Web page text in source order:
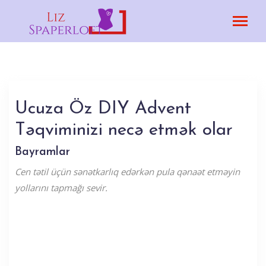
Ucuza Öz DIY Advent
Təqviminizi necə etmək olar
Bayramlar
Cen tətil üçün sənətkarlıq edərkən pula qənaət etməyin
yollarını tapmağı sevir.